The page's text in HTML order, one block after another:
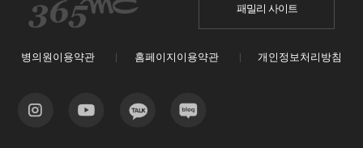
패밀리 사이트
병의원이용약관 홈페이지이용약관 개인정보처리방침